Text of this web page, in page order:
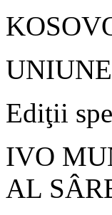
Ediţii
IVO
AL